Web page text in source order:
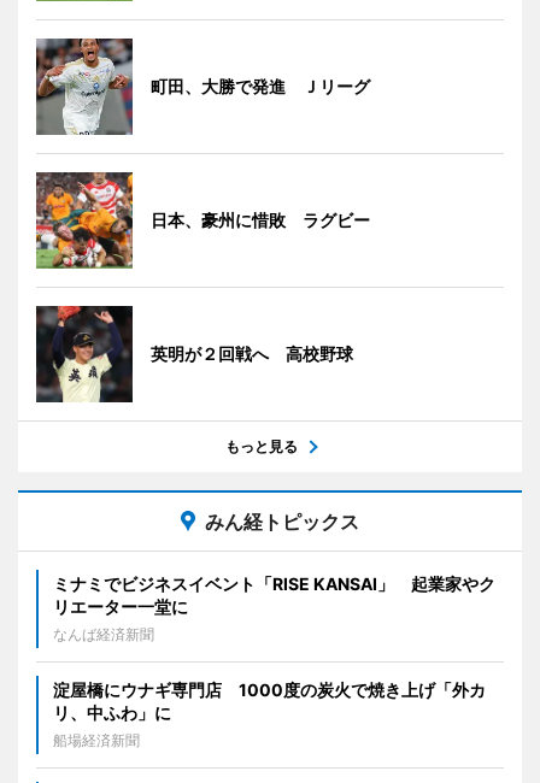
町田、大勝で発進 Ｊリーグ
日本、豪州に惜敗 ラグビー
英明が２回戦へ 高校野球
もっと見る
みん経トピックス
ミナミでビジネスイベント「RISE KANSAI」 起業家やク
リエーター一堂に
なんば経済新聞
淀屋橋にウナギ専門店 1000度の炭火で焼き上げ「外カ
リ、中ふわ」に
船場経済新聞